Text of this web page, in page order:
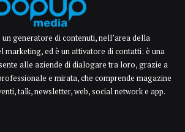
un generatore di contenuti, nell’area della
marketing, ed è un attivatore di contatti: è una
alle aziende di dialogare tra loro, grazie a
e mirata, che comprende magazine
talk, newsletter, web, social network e app.